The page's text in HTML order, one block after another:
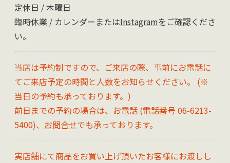
定休日 / 木曜日
臨時休業 / カレンダーまたはInstagramをご確認くださ
い。
当店は予約制ですので、ご来店の際、事前にお電話に
てご来店予定の時間と人数をお知らせください。 (※
当日の予約も承っております。)
前日までの予約の場合は、お電話 (電話番号 06-6213-
5400)、 お問合せでも承っております。
実店舗にて商品をお買い上げ頂いたお客様にお渡しし